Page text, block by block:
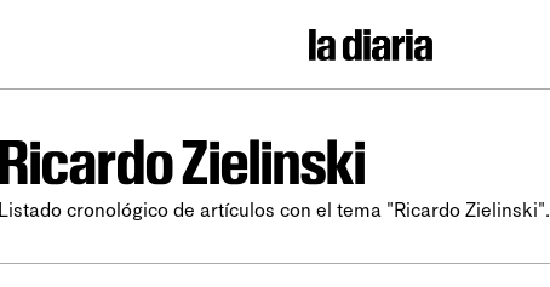
Ricardo Zielinski
Listado cronológico de artículos con el tema "Ricardo Zielinski".